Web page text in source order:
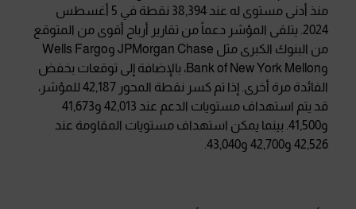
منذ أدنى مستوى له عند 38,394 نقطة في 5 أغسطس
2024. يتلقى المؤشر دعماً من تقارير أرباح أقوى من المتوقع
من البنوك الكبرى مثل JPMorgan Chase وWells Fargo
وBank of New York Mellon، بالإضافة إلى توقعات بخفض
الفائدة مرة أخرى. إذا تم كسر نقطة المحور 42,187 للمؤشر،
قد يتم استهداف مستويات الدعم عند 42,013 و41,673
و41,500. بينما يمكن استهداف مستويات المقاومة عند
42,526 و42,700 و43,040.